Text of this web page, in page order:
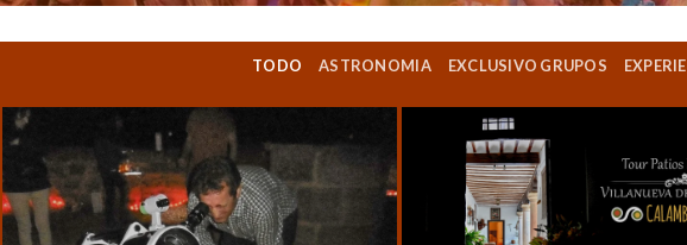
TODO ASTRONOMIA EXCLUSIVO GRUPOS